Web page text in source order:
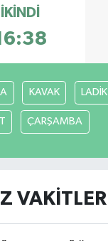
İKINDI
KAVAK LADİK
ÇARŞAMBA
VAKITLERI